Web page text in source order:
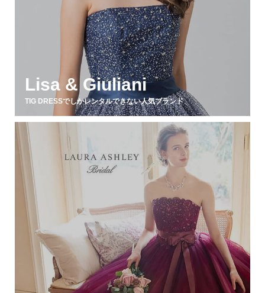
Lisa & Giuliani
TIG DRESSでしかレンタルできない人気ブランド